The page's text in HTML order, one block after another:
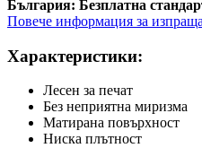
България: Безплатна
Повече информация за
Характеристики:
Лесен за печат
Без неприятна миризма
Матирана повърхност
Ниска плътност